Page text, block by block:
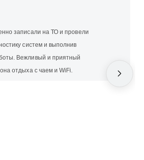
записали на ТО и провели
систем и выполнив
Вежливый и приятный
отдыха с чаем и WiFi.